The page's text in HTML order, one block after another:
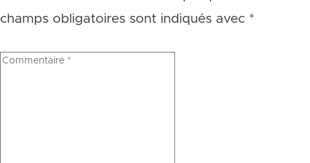
champs obligatoires sont indiqués avec *